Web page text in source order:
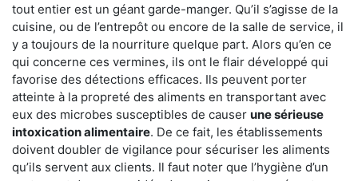
tout entier est un géant garde-manger. Qu’il s’agisse de la
cuisine, ou de l’entrepôt ou encore de la salle de service, il
y a toujours de la nourriture quelque part. Alors qu’en ce
qui concerne ces vermines, ils ont le flair développé qui
favorise des détections efficaces. Ils peuvent porter
atteinte à la propreté des aliments en transportant avec
eux des microbes susceptibles de causer une sérieuse
intoxication alimentaire. De ce fait, les établissements
doivent doubler de vigilance pour sécuriser les aliments
qu’ils servent aux clients. Il faut noter que l’hygiène d’un